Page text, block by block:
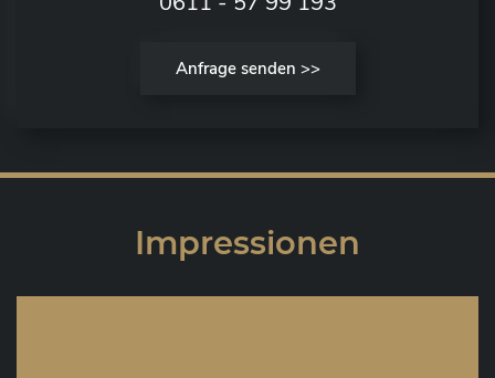
Anfrage senden >>
Impressionen